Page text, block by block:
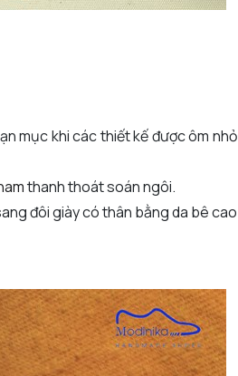
mục khi các thiết kế được ôm nhỏ
thanh thoát soán ngôi.
đôi giày có thân bằng da bê cao